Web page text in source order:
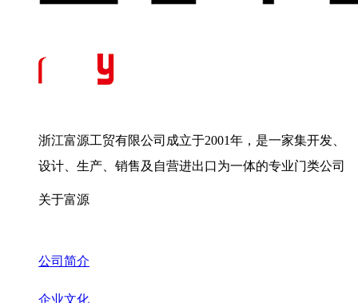
浙江富源工贸有限公司成立于2001年，是一家集开发、
设计、生产、销售及自营进出口为一体的专业门类公司
关于富源
公司简介
企业文化